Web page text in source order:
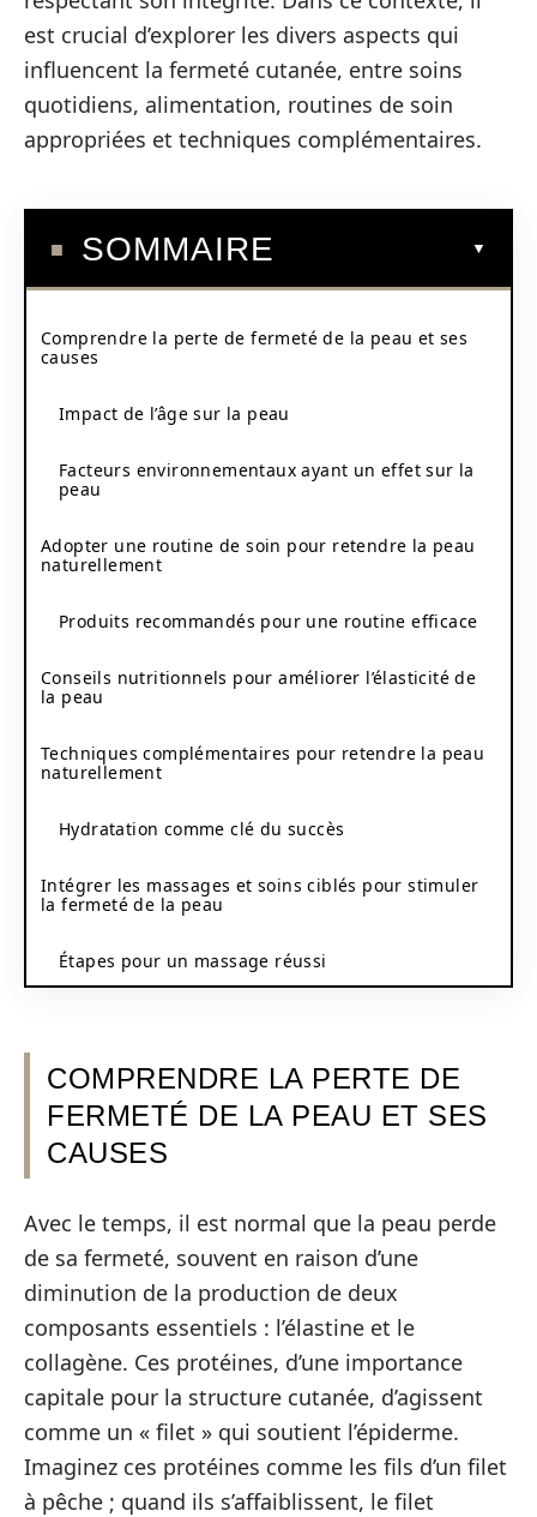
est crucial d’explorer les divers aspects qui
influencent la fermeté cutanée, entre soins
quotidiens, alimentation, routines de soin
appropriées et techniques complémentaires.
SOMMAIRE
Comprendre la perte de fermeté de la peau et ses
causes
Impact de l’âge sur la peau
Facteurs environnementaux ayant un effet sur la
peau
Adopter une routine de soin pour retendre la peau
naturellement
Produits recommandés pour une routine efficace
Conseils nutritionnels pour améliorer l’élasticité de
la peau
Techniques complémentaires pour retendre la peau
naturellement
Hydratation comme clé du succès
Intégrer les massages et soins ciblés pour stimuler
la fermeté de la peau
Étapes pour un massage réussi
COMPRENDRE LA PERTE DE
FERMETÉ DE LA PEAU ET SES
CAUSES
Avec le temps, il est normal que la peau perde
de sa fermeté, souvent en raison d’une
diminution de la production de deux
composants essentiels : l’élastine et le
collagène. Ces protéines, d’une importance
capitale pour la structure cutanée, d’agissent
comme un « filet » qui soutient l’épiderme.
Imaginez ces protéines comme les fils d’un filet
à pêche ; quand ils s’affaiblissent, le filet